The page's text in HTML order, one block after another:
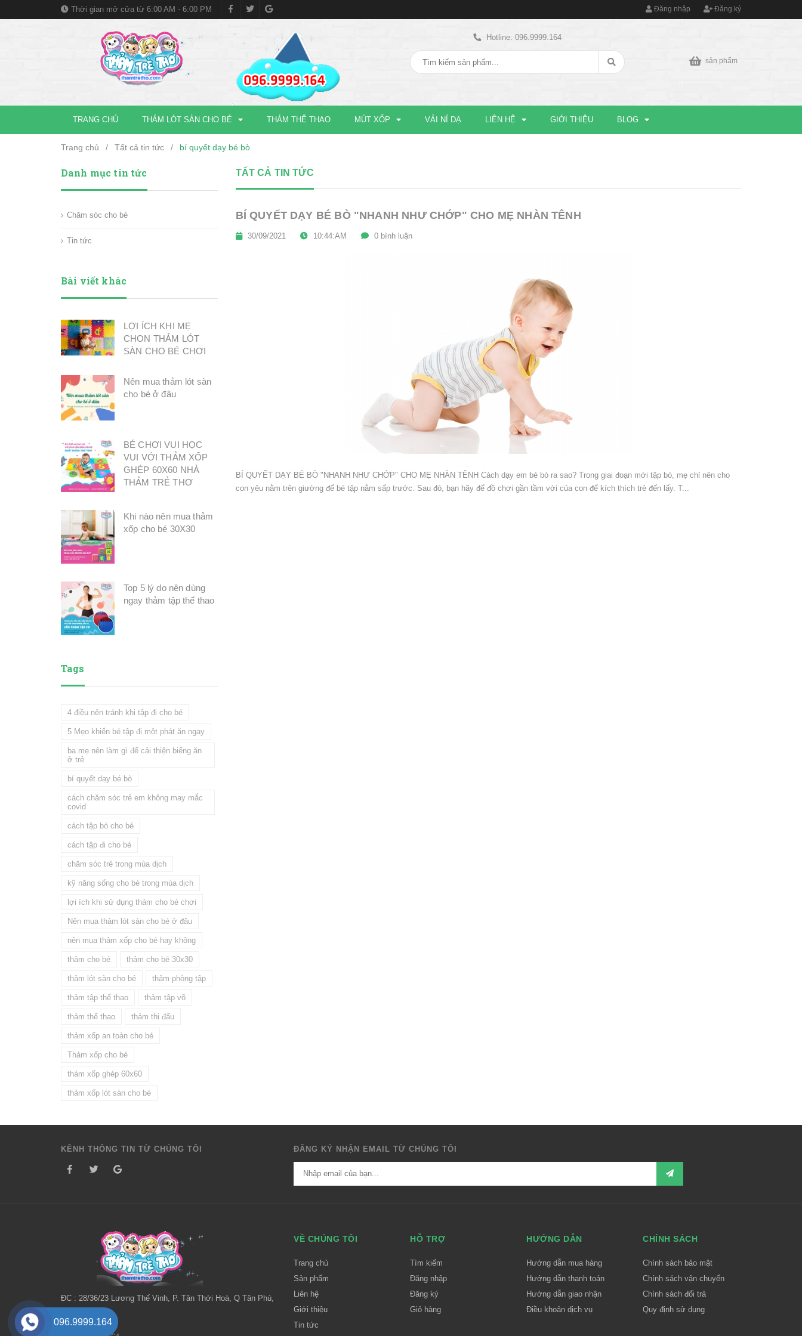
Thời gian mở cửa từ 6:00 AM - 6:00 PM Đăng nhập Đăng ký
Hotline: 096.9999.164
sản phẩm
TRANG CHỦ THẢM LÓT SÀN CHO BÉ THẢM THỂ THAO MÚT XỐP VẢI NỈ DẠ LIÊN HỆ GIỚI THIỆU BLOG
Trang chủ / Tất cả tin tức / bí quyết dạy bé bò
TẤT CẢ TIN TỨC
BÍ QUYẾT DẠY BÉ BÒ "NHANH NHƯ CHỚP" CHO MẸ NHÀN TÊNH
30/09/2021 10:44:AM 0 bình luận
BÍ QUYẾT DẠY BÉ BÒ "NHANH NHƯ CHỚP" CHO MẸ NHÀN TÊNH Cách dạy em bé bò ra sao? Trong giai đoạn mới tập bò, mẹ chỉ nên cho
con yêu nằm trên giường để bé tập nằm sấp trước. Sau đó, bạn hãy để đồ chơi gần tầm với của con để kích thích trẻ đến lấy. T...
Danh mục tin tức
Chăm sóc cho bé
Tin tức
Bài viết khác
LỢI ÍCH KHI MẸ
CHON THẢM LÓT
SÀN CHO BÉ CHƠI
Nên mua thảm lót sàn
cho bé ở đâu
BÉ CHƠI VUI HỌC
VUI VỚI THẢM XỐP
GHÉP 60X60 NHÀ
THẢM TRẺ THƠ
Khi nào nên mua thảm
xốp cho bé 30X30
Top 5 lý do nên dùng
ngay thảm tập thể thao
Tags
4 điều nên tránh khi tập đi cho bé
5 Mẹo khiến bé tập đi một phát ăn ngay
ba mẹ nên làm gì để cải thiện biếng ăn
ở trẻ
bí quyết dạy bé bò
cách chăm sóc trẻ em không may mắc
covid
cách tập bò cho bé
cách tập đi cho bé
chăm sóc trẻ trong mùa dịch
kỹ năng sống cho bé trong mùa dịch
lợi ích khi sử dụng thảm cho bé chơi
Nên mua thảm lót sàn cho bé ở đâu
nên mua thảm xốp cho bé hay không
thảm cho bé thảm cho bé 30x30
thảm lót sàn cho bé thảm phòng tập
thảm tập thể thao thảm tập võ
thảm thể thao thảm thi đấu
thảm xốp an toàn cho bé
Thảm xốp cho bé
thảm xốp ghép 60x60
thảm xốp lót sàn cho bé
KÊNH THÔNG TIN TỪ CHÚNG TÔI ĐĂNG KÝ NHẬN EMAIL TỪ CHÚNG TÔI
ĐC : 28/36/23 Lương Thế Vinh, P. Tân Thới Hoà, Q Tân Phú,
VỀ CHÚNG TÔI
Trang chủ
Sản phẩm
Liên hệ
Giới thiệu
Tin tức
HỖ TRỢ
Tìm kiếm
Đăng nhập
Đăng ký
Giỏ hàng
HƯỚNG DẪN
Hướng dẫn mua hàng
Hướng dẫn thanh toán
Hướng dẫn giao nhận
Điều khoản dịch vụ
CHÍNH SÁCH
Chính sách bảo mật
Chính sách vận chuyển
Chính sách đổi trả
Quy định sử dụng
096.9999.164